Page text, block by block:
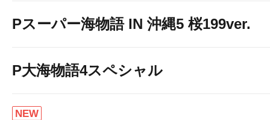
Pスーパー海物語 IN 沖縄5 桜199ver.
P大海物語4スペシャル
NEW